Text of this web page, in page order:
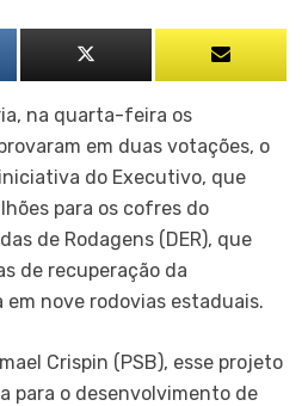
na quarta-feira os
em duas votações, o
do Executivo, que
para os cofres do
de Rodagens (DER), que
de recuperação da
nove rodovias estaduais.
Crispin (PSB), esse projeto
para o desenvolvimento de